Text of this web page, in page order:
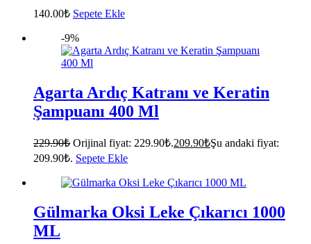
140.00₺ Sepete Ekle
-9%
Agarta Ardıç Katranı ve Keratin
Şampuanı 400 Ml
229.90₺ Orijinal fiyat: 229.90₺.209.90₺Şu andaki fiyat:
209.90₺. Sepete Ekle
Gülmarka Oksi Leke Çıkarıcı 1000
ML